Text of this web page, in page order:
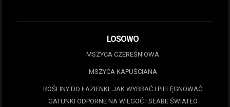
LOSOWO
MSZYCA CZEREŚNIOWA
MSZYCA KAPUŚCIANA
ROŚLINY DO ŁAZIENKI: JAK WYBRAĆ I PIELĘGNOWAĆ
GATUNKI ODPORNE NA WILGOĆ I SŁABE ŚWIATŁO